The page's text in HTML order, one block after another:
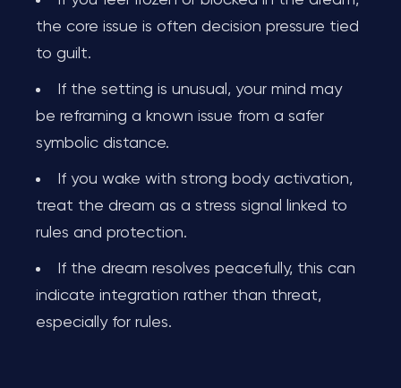
the core issue is often decision pressure tied
to guilt.
If the setting is unusual, your mind may
be reframing a known issue from a safer
symbolic distance.
If you wake with strong body activation,
treat the dream as a stress signal linked to
rules and protection.
If the dream resolves peacefully, this can
indicate integration rather than threat,
especially for rules.